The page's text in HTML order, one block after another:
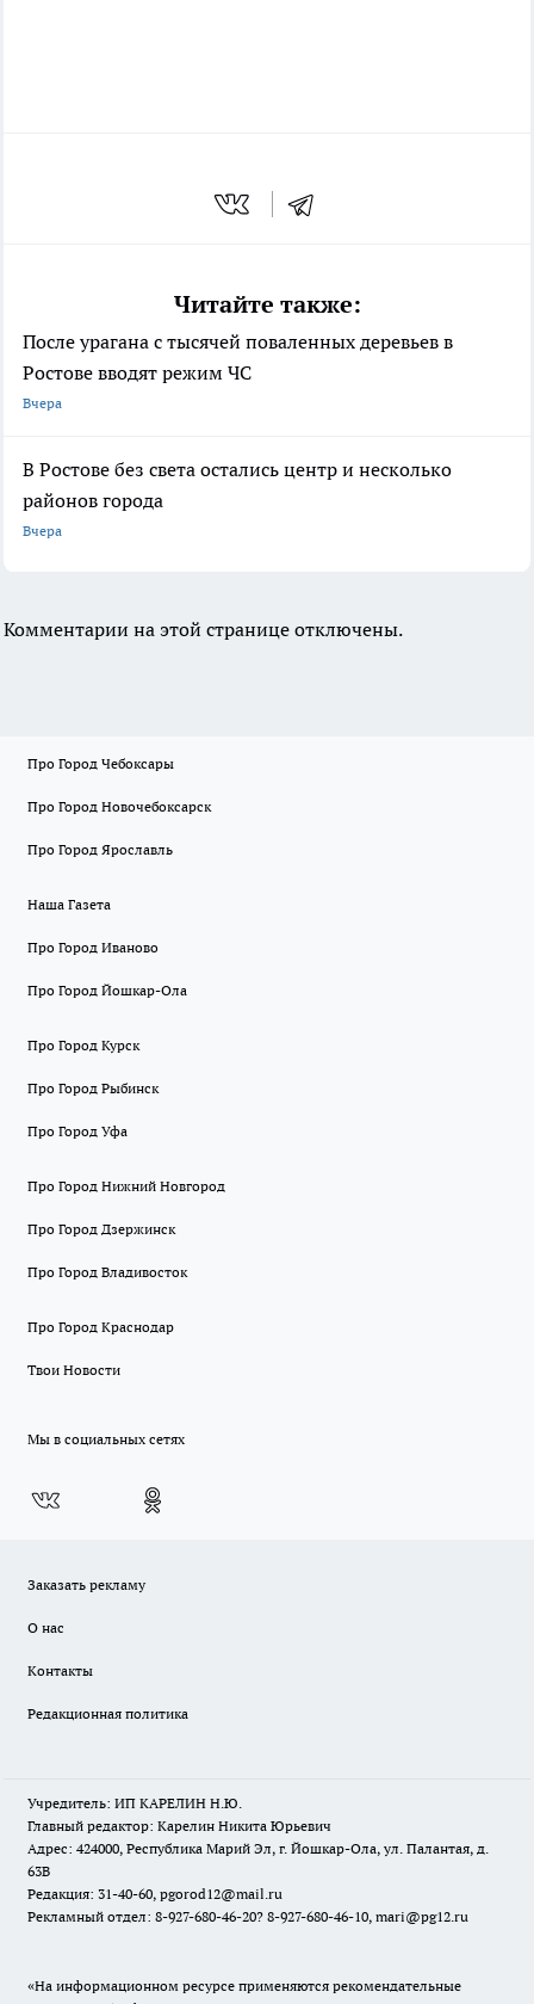
Читайте также:
После урагана с тысячей поваленных деревьев в
Ростове вводят режим ЧС
Вчера
В Ростове без света остались центр и несколько
районов города
Вчера
Комментарии на этой странице отключены.
Про Город Чебоксары
Про Город Новочебоксарск
Про Город Ярославль
Наша Газета
Про Город Иваново
Про Город Йошкар-Ола
Про Город Курск
Про Город Рыбинск
Про Город Уфа
Про Город Нижний Новгород
Про Город Дзержинск
Про Город Владивосток
Про Город Краснодар
Твои Новости
Мы в социальных сетях
Заказать рекламу
О нас
Контакты
Редакционная политика
Учредитель: ИП КАРЕЛИН Н.Ю.
Главный редактор: Карелин Никита Юрьевич
Адрес: 424000, Республика Марий Эл, г. Йошкар-Ола, ул. Палантая, д.
63В
Редакция: 31-40-60, pgorod12@mail.ru
Рекламный отдел: 8-927-680-46-20? 8-927-680-46-10, mari@pg12.ru
«На информационном ресурсе применяются рекомендательные